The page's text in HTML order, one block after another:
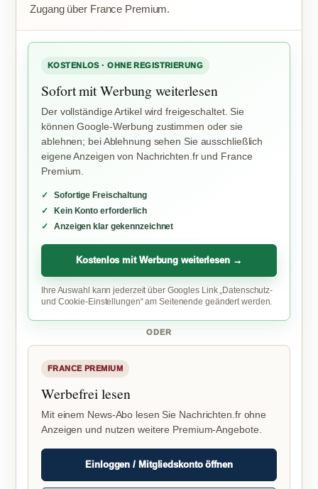
Zugang über France Premium.
KOSTENLOS · OHNE REGISTRIERUNG
Sofort mit Werbung weiterlesen
Der vollständige Artikel wird freigeschaltet. Sie
können Google-Werbung zustimmen oder sie
ablehnen; bei Ablehnung sehen Sie ausschließlich
eigene Anzeigen von Nachrichten.fr und France
Premium.
Sofortige Freischaltung
Kein Konto erforderlich
Anzeigen klar gekennzeichnet
Kostenlos mit Werbung weiterlesen →
Ihre Auswahl kann jederzeit über Googles Link „Datenschutz-
und Cookie-Einstellungen“ am Seitenende geändert werden.
ODER
FRANCE PREMIUM
Werbefrei lesen
Mit einem News-Abo lesen Sie Nachrichten.fr ohne
Anzeigen und nutzen weitere Premium-Angebote.
Einloggen / Mitgliedskonto öffnen